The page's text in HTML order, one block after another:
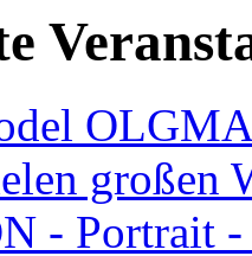
großen
- Portrait